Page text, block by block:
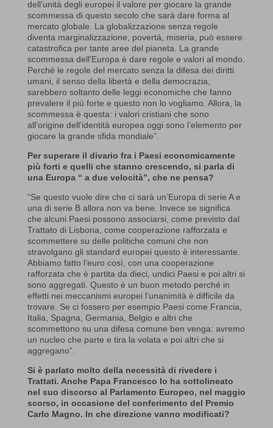
dell’unità degli europei il valore per giocare la grande
scommessa di questo secolo che sarà dare forma al
mercato globale. La globalizzazione senza regole
diventa marginalizzazione, povertà, miseria, può essere
catastrofica per tante aree del pianeta. La grande
scommessa dell’Europa è dare regole e valori al mondo.
Perché le regole del mercato senza la difesa dei diritti
umani, il senso della libertà e della democrazia,
sarebbero soltanto delle leggi economiche che fanno
prevalere il più forte e questo non lo vogliamo. Allora, la
scommessa è questa: i valori cristiani che sono
all’origine dell’identità europea oggi sono l’elemento per
giocare la grande sfida mondiale”.
Per superare il divario fra i Paesi economicamente
più forti e quelli che stanno crescendo, si parla di
una Europa “ a due velocità”, che ne pensa?
“Se questo vuole dire che ci sarà un’Europa di serie A e
una di serie B allora non va bene. Invece se significa
che alcuni Paesi possono associarsi, come previsto dal
Trattato di Lisbona, come cooperazione rafforzata e
scommettere su delle politiche comuni che non
stravolgano gli standard europei questo è interessante.
Abbiamo fatto l’euro così, con una cooperazione
rafforzata che è partita da dieci, undici Paesi e poi altri si
sono aggregati. Questo è un buon metodo perché in
effetti nei meccanismi europei l’unanimità è difficile da
trovare. Se ci fossero per esempio Paesi come Francia,
Italia, Spagna, Germania, Belgio e altri che
scommettono su una difesa comune ben venga: avremo
un nucleo che parte e tira la volata e poi altri che si
aggregano”.
Si è parlato molto della necessità di rivedere i
Trattati. Anche Papa Francesco lo ha sottolineato
nel suo discorso al Parlamento Europeo, nel maggio
scorso, in occasione del conferimento del Premio
Carlo Magno. In che direzione vanno modificati?